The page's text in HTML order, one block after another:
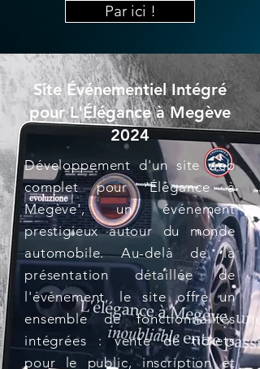
Par ici !
Site Événementiel Intégré
pour L'Élégance à Megève
2024
Développement d'un site web
complet pour 'Élégance à
Megève', un événement
prestigieux autour du monde
automobile. Au-delà de la
présentation détaillée de
l'événement, le site offre un
ensemble de fonctionnalités
intégrées : vente de tickets
pour le public, inscription et